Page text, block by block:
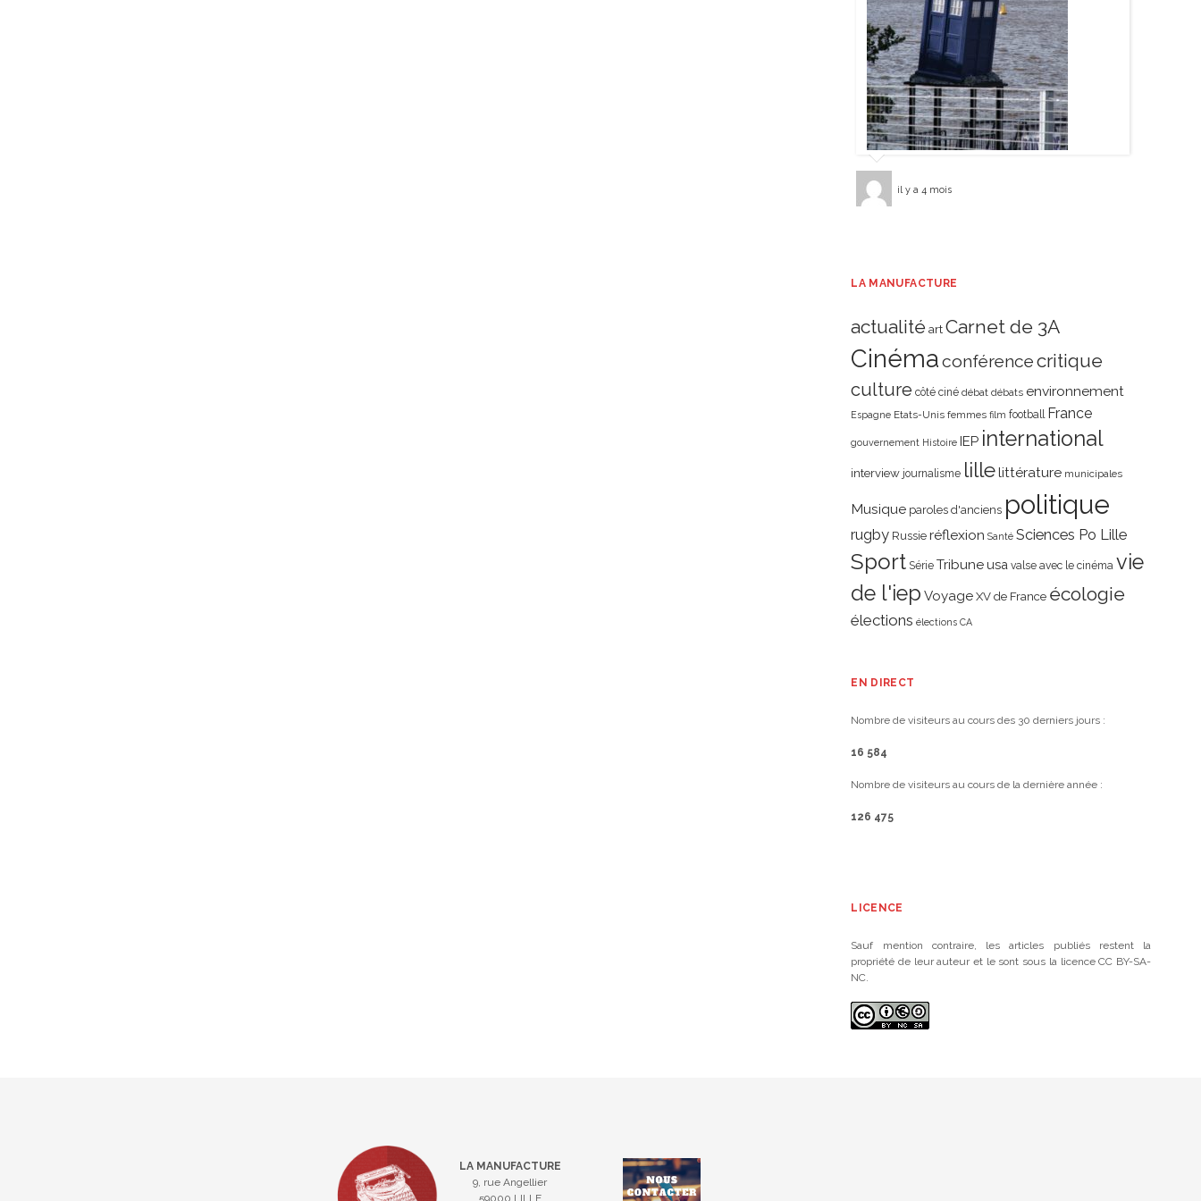
il y a 4 mois
LA MANUFACTURE
actualité art Carnet de 3A
Cinémaconférencecritique
culture côté ciné débat débats environnement
Espagne Etats-Unis femmes film football France
gouvernement Histoire IEP international
interview journalisme lillelittérature municipales
Musique paroles d'anciens politique
rugby Russie réflexion Santé Sciences Po Lille
Sport Série Tribune usa valse avec le cinéma vie
de l'iep Voyage XV de France écologie
élections élections CA
EN DIRECT
Nombre de visiteurs au cours des 30 derniers jours :
16 584
Nombre de visiteurs au cours de la dernière année :
126 475
LICENCE
Sauf mention contraire, les articles publiés restent la
propriété de leur auteur et le sont sous la licence CC BY-SA-
NC.
LA MANUFACTURE
9, rue Angellier
59000 LILLE